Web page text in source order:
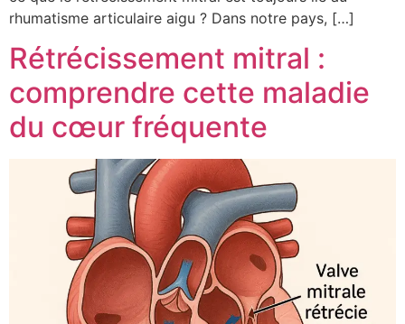
rhumatisme articulaire aigu ? Dans notre pays, […]
Rétrécissement mitral :
comprendre cette maladie
du cœur fréquente